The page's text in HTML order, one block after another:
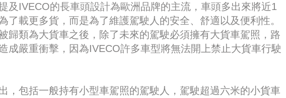
及IVECO的長車頭設計為歐洲品牌的主流，車頭多出來將近1
了載更多貨，而是為了維護駕駛人的安全、舒適以及便利性。
歸類為大貨車之後，除了未來的駕駛必須擁有大貨車駕照，路
成嚴重衝擊，因為IVECO許多車型將無法開上禁止大貨車行駛
，包括一般持有小型車駕照的駕駛人，駕駛超過六米的小貨車